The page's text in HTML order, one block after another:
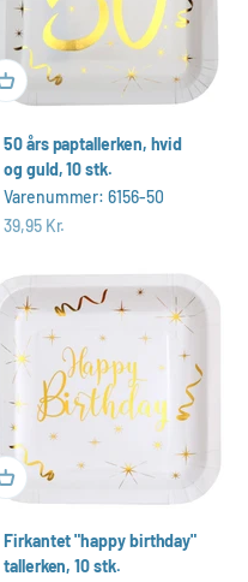
50 års paptallerken, hvid
og guld, 10 stk.
Varenummer: 6156-50
Salgspris
39,95 Kr.
Firkantet "happy birthday"
tallerken, 10 stk.